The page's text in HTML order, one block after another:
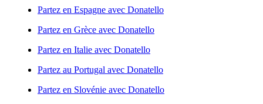
Partez en Espagne avec Donatello
Partez en Grèce avec Donatello
Partez en Italie avec Donatello
Partez au Portugal avec Donatello
Partez en Slovénie avec Donatello